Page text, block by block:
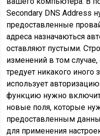
Secondary DNS Address
предоставленные
адреса назначаються
оставляют пустыми.
изменений в том
тредует никакого
использует
функцию нужно
новые поля, которые
предоставленным
для применения